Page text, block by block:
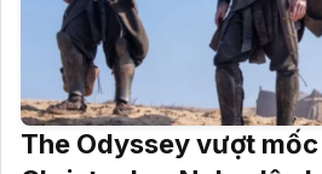
The Odyssey vượt mốc